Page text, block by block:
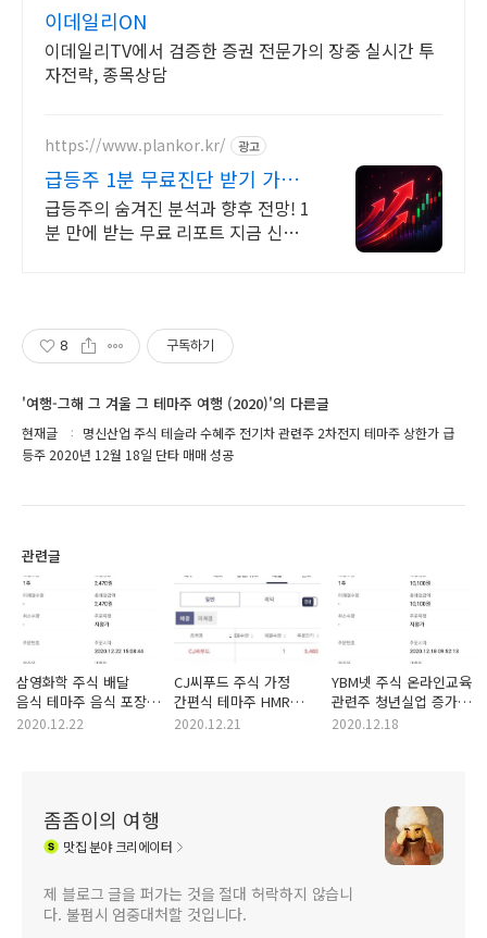
이데일리ON
이데일리TV에서 검증한 증권 전문가의 장중 실시간 투
자전략, 종목상담
https://www.plankor.kr/ 광고
급등주 1분 무료진단 받기 가입
즉시 무료리포트 100%
급등주의 숨겨진 분석과 향후 전망! 1
분 만에 받는 무료 리포트 지금 신청
8 구독하기
'여행-그해 그 겨울 그 테마주 여행 (2020)'의 다른글
현재글
명신산업 주식 테슬라 수혜주 전기차 관련주 2차전지 테마주 상한가 급
등주 2020년 12월 18일 단타 매매 성공
관련글
삼영화학 주식 배달
음식 테마주 음식 포장
수혜주 집밥 증가
2020.12.22
CJ씨푸드 주식 가정
간편식 테마주 HMR
관련주 사회적 거리두기
2020.12.21
YBM넷 주식 온라인교육
관련주 청년실업 증가
취업난 스펙 경쟁
2020.12.18
좀좀이의 여행
맛집분야 크리에이터
제 블로그 글을 퍼가는 것을 절대 허락하지 않습니
다. 불펌시 엄중대처할 것입니다.